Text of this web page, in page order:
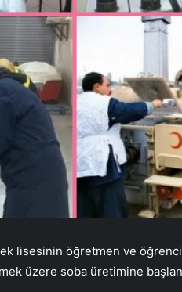
lisesinin öğretmen ve
üzere soba üretimine